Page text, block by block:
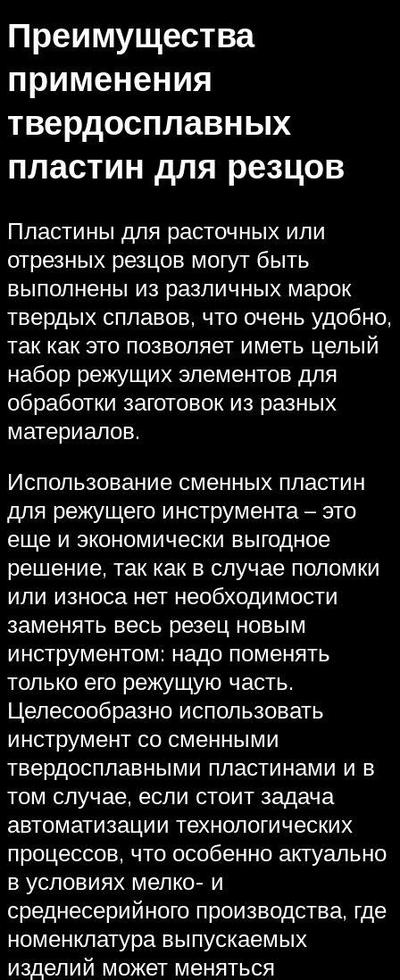
Преимущества
применения
твердосплавных
пластин для резцов
Пластины для расточных или
отрезных резцов могут быть
выполнены из различных марок
твердых сплавов, что очень удобно,
так как это позволяет иметь целый
набор режущих элементов для
обработки заготовок из разных
материалов.
Использование сменных пластин
для режущего инструмента – это
еще и экономически выгодное
решение, так как в случае поломки
или износа нет необходимости
заменять весь резец новым
инструментом: надо поменять
только его режущую часть.
Целесообразно использовать
инструмент со сменными
твердосплавными пластинами и в
том случае, если стоит задача
автоматизации технологических
процессов, что особенно актуально
в условиях мелко- и
среднесерийного производства, где
номенклатура выпускаемых
изделий может меняться